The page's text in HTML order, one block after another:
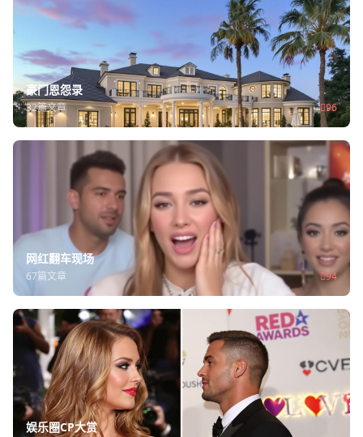
豪门恩怨录
32篇文章 96
网红翻车现场
67篇文章 94
娱乐圈CP大赏